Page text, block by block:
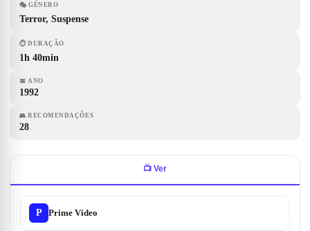
🎭 GÉNERO
Terror, Suspense
⏱ DURAÇÃO
1h 40min
📅 ANO
1992
👥 RECOMENDAÇÕES
28
📺 Ver
P Prime Video